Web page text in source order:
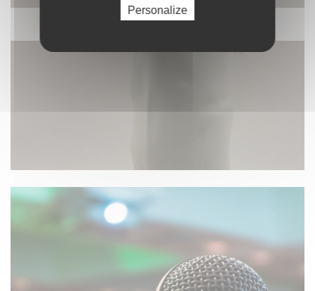
DÉCORATION
Personalize